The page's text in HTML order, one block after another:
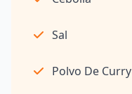
Sal
Polvo De Curry